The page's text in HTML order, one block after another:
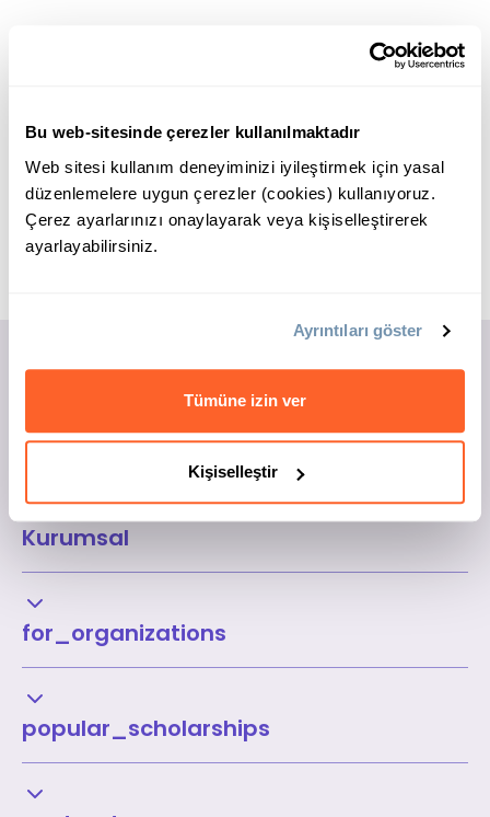
Bu web-sitesinde çerezler kullanılmaktadır
Web sitesi kullanım deneyiminizi iyileştirmek için yasal
düzenlemelere uygun çerezler (cookies) kullanıyoruz.
Çerez ayarlarınızı onaylayarak veya kişiselleştirerek
ayarlayabilirsiniz.
Ayrıntıları göster
Tümüne izin ver
Kişiselleştir
Kurumsal
for_organizations
popular_scholarships